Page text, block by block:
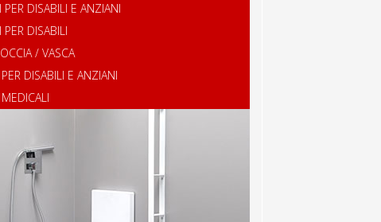
PER DISABILI E ANZIANI
PER DISABILI
/ VASCA
DISABILI E ANZIANI